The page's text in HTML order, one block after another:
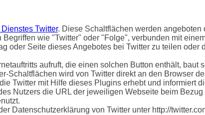
Twitter. Diese Schaltflächen werden angeboten
wie "Twitter" oder "Folge", verbunden mit
oder Seite dieses Angebotes bei Twitter zu teilen oder
aufruft, die einen solchen Button enthält, baut
Schaltflächen wird von Twitter direkt an den Browser
Twitter mit Hilfe dieses Plugins erhebt und informiert
Nutzers die URL der jeweiligen Webseite beim
Datenschutzerklärung von Twitter unter http://